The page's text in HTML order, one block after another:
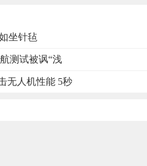
坐针毡
测试被讽“浅
无人机性能 5秒